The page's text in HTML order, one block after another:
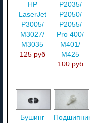
HP
LaserJet
P3005/
M3027/
M3035
125 руб
P2035/
P2050/
P2055/
Pro 400/
M401/
M425
100 руб
Бушинг
Подшипник